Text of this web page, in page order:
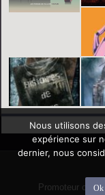
Promoteur
Nous utilisons
expérience sur
dernier, nous
Ok